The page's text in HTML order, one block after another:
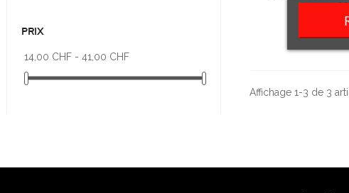
PRIX
14,00 CHF - 41,00 CHF
Prix
Affichage 1-3 de 3